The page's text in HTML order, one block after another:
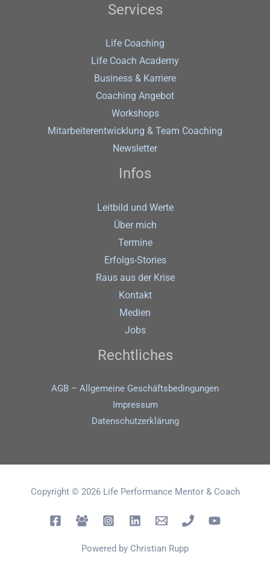
Services
Life Coaching
Life Coach Academy
Business & Karriere
Coaching Angebot
Workshops
Mitarbeiterentwicklung & Team Coaching
Newsletter
Infos
Leitbild und Werte
Über mich
Termine
Erfolgs-Stories
Raus aus der Krise
Kontakt
Medien
Jobs
Rechtliches
AGB – Allgemeine Geschäftsbedingungen
Impressum
Datenschutz­erklärung
Copyright © 2026 Life Performance Mentor & Coach
Powered by Christian Rupp